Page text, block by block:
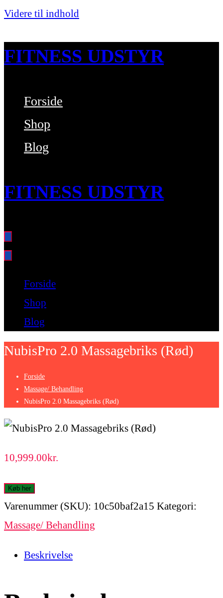
Videre til indhold
FITNESS UDSTYR
Bare endnu et fitness websted
Forside
Shop
Blog
FITNESS UDSTYR
Bare endnu et fitness websted
Forside
Shop
Blog
NubisPro 2.0 Massagebriks (Rød)
Forside
Massage/ Behandling
NubisPro 2.0 Massagebriks (Rød)
10,999.00kr.
Køb her
Varenummer (SKU): 10c50baf2a15 Kategori:
Massage/ Behandling
Beskrivelse